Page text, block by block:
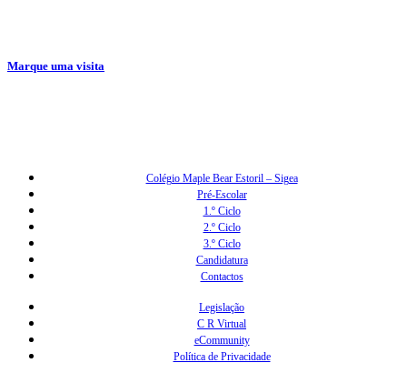
Marque uma visita
Colégio Maple Bear Estoril – Sigea
Pré-Escolar
1.º Ciclo
2.º Ciclo
3.º Ciclo
Candidatura
Contactos
Legislação
C R Virtual
eCommunity
Política de Privacidade